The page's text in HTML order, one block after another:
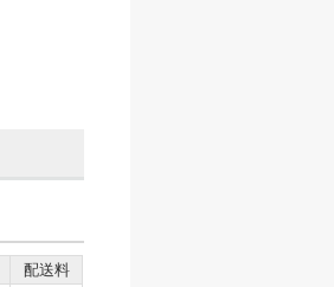
配送料